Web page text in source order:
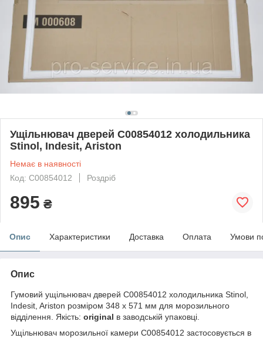
Ущільнювач дверей C00854012 холодильника
Stinol, Indesit, Ariston
Немає в наявності
Код: C00854012
Роздріб
895 ₴
Опис Характеристики Доставка Оплата Умови
Опис
Гумовий ущільнювач дверей C00854012 холодильника Stinol,
Indesit, Ariston розміром 348 x 571 мм для морозильного
відділення. Якість: original в заводській упаковці.
Ущільнювач морозильної камери C00854012 застосовується в